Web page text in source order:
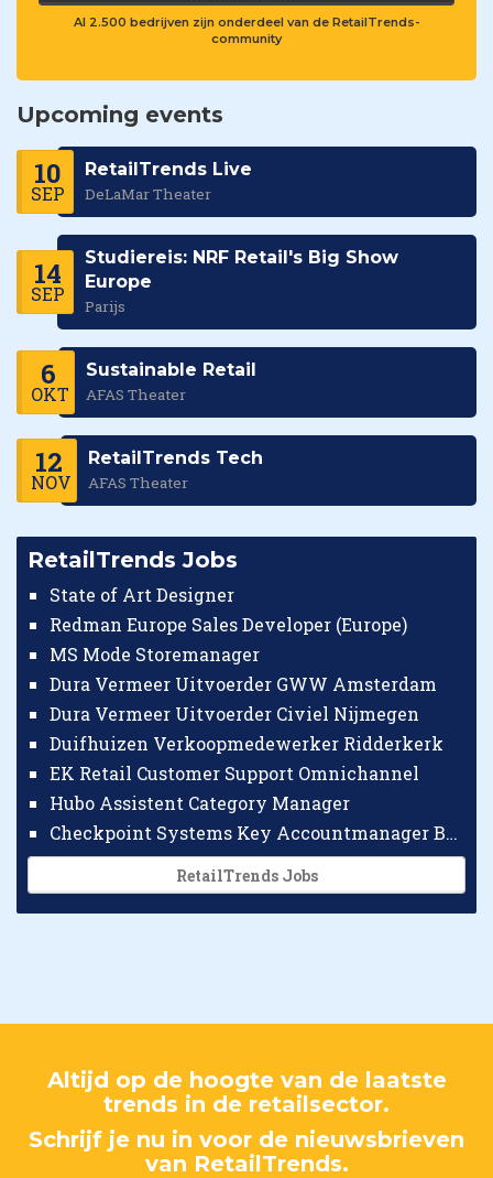
Al 2.500 bedrijven zijn onderdeel van de RetailTrends-
community
Upcoming events
10
SEP
RetailTrends Live
DeLaMar Theater
14
SEP
Studiereis: NRF Retail's Big Show
Europe
Parijs
6
OKT
Sustainable Retail
AFAS Theater
12
NOV
RetailTrends Tech
AFAS Theater
RetailTrends Jobs
State of Art Designer
Redman Europe Sales Developer (Europe)
MS Mode Storemanager
Dura Vermeer Uitvoerder GWW Amsterdam
Dura Vermeer Uitvoerder Civiel Nijmegen
Duifhuizen Verkoopmedewerker Ridderkerk
EK Retail Customer Support Omnichannel
Hubo Assistent Category Manager
Checkpoint Systems Key Accountmanager Benelux
RetailTrends Jobs
Altijd op de hoogte van de laatste
trends in de retailsector.
Schrijf je nu in voor de nieuwsbrieven
van RetailTrends.